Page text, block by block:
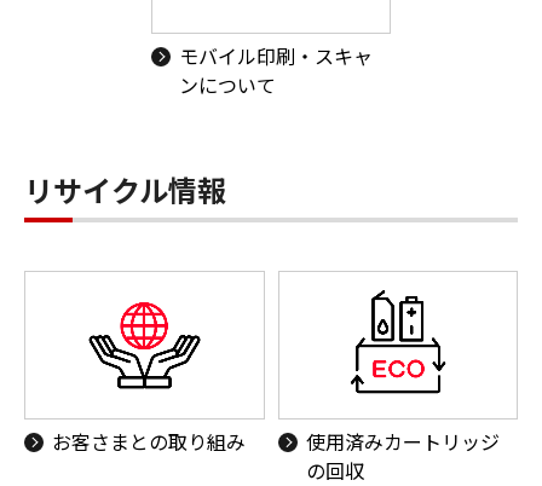
モバイル印刷・スキャ
ンについて
リサイクル情報
お客さまとの取り組み
使用済みカートリッジ
の回収